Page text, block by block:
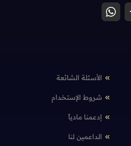
الأسئلة الشائعة
شروط الإستخدام
إدعمنا مادياً
الداعمين لنا